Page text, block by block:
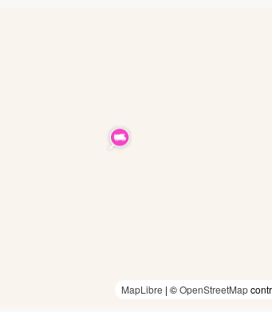
MapLibre | ©OpenStreetMap